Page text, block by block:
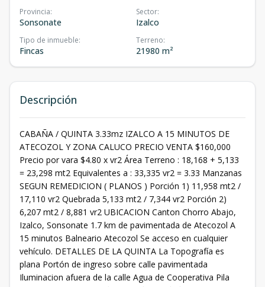
Provincia:
Sonsonate
Sector:
Izalco
Tipo de inmueble:
Fincas
Terreno:
21980 m²
Descripción
CABAÑA / QUINTA 3.33mz IZALCO A 15 MINUTOS DE
ATECOZOL Y ZONA CALUCO PRECIO VENTA $160,000
Precio por vara $4.80 x vr2 Área Terreno : 18,168 + 5,133
= 23,298 mt2 Equivalentes a : 33,335 vr2 = 3.33 Manzanas
SEGUN REMEDICION ( PLANOS ) Porción 1) 11,958 mt2 /
17,110 vr2 Quebrada 5,133 mt2 / 7,344 vr2 Porción 2)
6,207 mt2 / 8,881 vr2 UBICACION Canton Chorro Abajo,
Izalco, Sonsonate 1.7 km de pavimentada de Atecozol A
15 minutos Balneario Atecozol Se acceso en cualquier
vehículo. DETALLES DE LA QUINTA La Topografía es
plana Portón de ingreso sobre calle pavimentada
Iluminacion afuera de la calle Agua de Cooperativa Pila